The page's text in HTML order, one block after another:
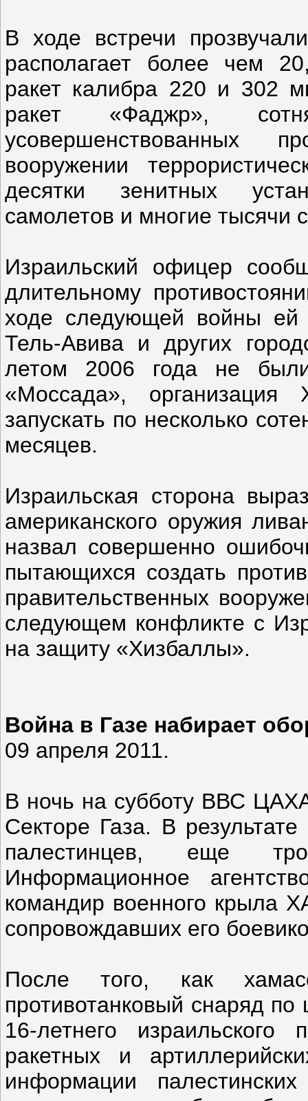
В ходе встречи
располагает более чем
ракет калибра 220 и 302
ракет «Фаджр»,
усовершенствованных
вооружении
десятки зенитных
самолетов и многие тысячи
Израильский офицер
длительному
ходе следующей войны ей
Тель-Авива и других
летом 2006 года не
«Моссада», организация
запускать по несколько
месяцев.
Израильская сторона
американского оружия
назвал совершенно
пытающихся создать
правительственных
следующем конфликте с
на защиту «Хизбаллы».
Война в Газе набирает
09 апреля 2011.
В ночь на субботу ВВС
Секторе Газа. В
палестинцев, еще
Информационное
командир военного крыла
сопровождавших его
После того, как
противотанковый снаряд
16-летнего
ракетных и
информации